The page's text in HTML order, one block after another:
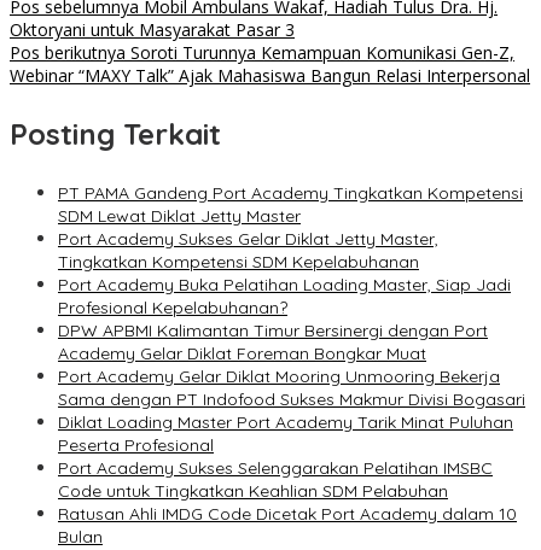
Pos sebelumnya Mobil Ambulans Wakaf, Hadiah Tulus Dra. Hj.
Oktoryani untuk Masyarakat Pasar 3
Pos berikutnya Soroti Turunnya Kemampuan Komunikasi Gen-Z,
Webinar “MAXY Talk” Ajak Mahasiswa Bangun Relasi Interpersonal
Posting Terkait
PT PAMA Gandeng Port Academy Tingkatkan Kompetensi
SDM Lewat Diklat Jetty Master
Port Academy Sukses Gelar Diklat Jetty Master,
Tingkatkan Kompetensi SDM Kepelabuhanan
Port Academy Buka Pelatihan Loading Master, Siap Jadi
Profesional Kepelabuhanan?
DPW APBMI Kalimantan Timur Bersinergi dengan Port
Academy Gelar Diklat Foreman Bongkar Muat
Port Academy Gelar Diklat Mooring Unmooring Bekerja
Sama dengan PT Indofood Sukses Makmur Divisi Bogasari
Diklat Loading Master Port Academy Tarik Minat Puluhan
Peserta Profesional
Port Academy Sukses Selenggarakan Pelatihan IMSBC
Code untuk Tingkatkan Keahlian SDM Pelabuhan
Ratusan Ahli IMDG Code Dicetak Port Academy dalam 10
Bulan